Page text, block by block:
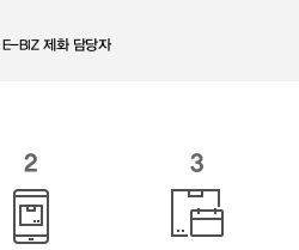
E-BIZ 제화 담당자
2 3